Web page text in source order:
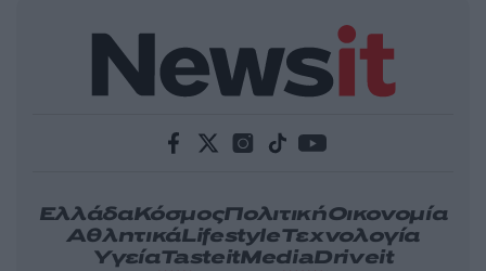
ΕλλάδαΚόσμοςΠολιτικήΟικονομία
ΑθλητικάLifestyleΤεχνολογία
ΥγείαTasteitMediaDriveit